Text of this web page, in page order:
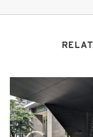
も外国に所在する場合を含みます
ため。なお、KWエージェントとは
(8) 当社サービスを介して販売等
センサー、その他KWブランドを利
告、その他インターネット上におい
(9) 雇用管理及び社内手続のため
における選考及び連絡のため（応
(10) KWエージェント並びに当社及
情報を当社又はKWライセンサーが